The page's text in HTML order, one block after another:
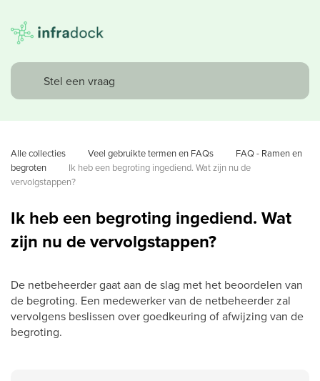
Alle collecties Veel gebruikte termen en FAQs
FAQ - Ramen en
begroten
Ik heb een begroting ingediend. Wat zijn nu de
vervolgstappen?
Ik heb een begroting ingediend. Wat
zijn nu de vervolgstappen?
De netbeheerder gaat aan de slag met het beoordelen van
de begroting. Een medewerker van de netbeheerder zal
vervolgens beslissen over goedkeuring of afwijzing van de
begroting.